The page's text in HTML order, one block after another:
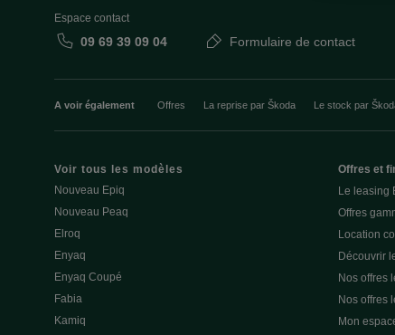
Espace contact
09 69 39 09 04 Formulaire de contact
A voir également Offres La reprise par Škoda Le stock par
Voir tous les modèles
Nouveau Epiq
Nouveau Peaq
Elroq
Enyaq
Enyaq Coupé
Fabia
Kamiq
Offres et
Le leasing
Offres
Location
Découvrir
Nos offres
Nos offres
Mon